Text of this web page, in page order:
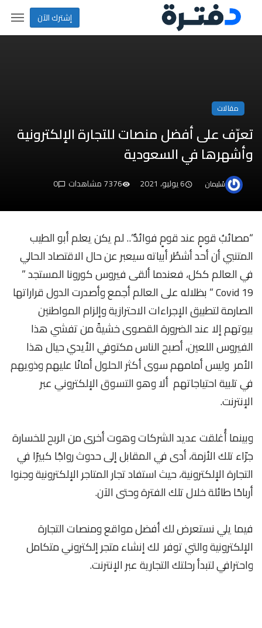
إشترك الآن
مقالات
تعرّف على أفضل منصات للتجارة الإلكترونية
وأشهرها في السعودية
سُليمان 6 يوليو، 2021 7376 مشاهدات 0
“مصائبُ قومٍ عند قومٍ فوائدُ”.. لم يكن يعلم أبو الطيب
المتنبي أن أحد أشطُر أبياته سيعبر عن حال الاقتصاد الحالي
في العالم ككل، فعندما ألقى فيروس كورونا المستجد ”
Covid 19 ” بظلاله على العالم أجمع وأصدرت الدول قراراتها
الصارمة لتطبيق الإجراءات الاحترازية وإلزام المواطنين
بيوتهم إلا عند الضرورة القصوى خشيةً من تفشي هذا
الفيروس اللعين، أصبح الناس مكتوفي الأيدي حيال هذا
الأمر وليس أمامهم سوى أكثر الحلول أمانًا عليهم وذويهم
في تلبية احتياجاتهم ألا وهو التسوق الإلكتروني عبر
الإنترنت.
وبينما أُغلقت عديد الشركات وهوت أخرى من الربح للخسارة
جرّاء تلك الأزمة، أدى في المقابل إلى حدوث رواجًا كبيرًا في
التجارة الإلكترونية، حيث استفاد تجار المتاجر الإلكترونية وجنوا
أرباحًا طائلة خلال تلك الفترة وحتى الآن.
فيما يلي نستعرض لك أفضل مواقع ومنصات التجارة
الإلكترونية والتي توفر لك إنشاء متجر إلكتروني متكامل
واحترافي لتبدأ رحلتك التجارية عبر الإنترنت.